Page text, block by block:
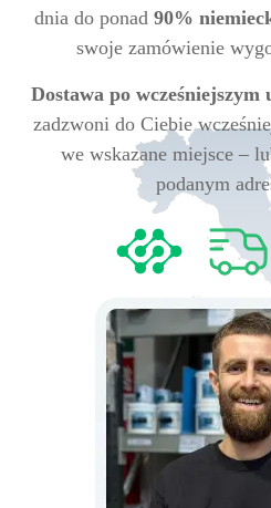
dnia do ponad 90%
swoje zamówienie
Dostawa po wcześniejszym
zadzwoni do Ciebie
we wskazane miejsce –
podanym